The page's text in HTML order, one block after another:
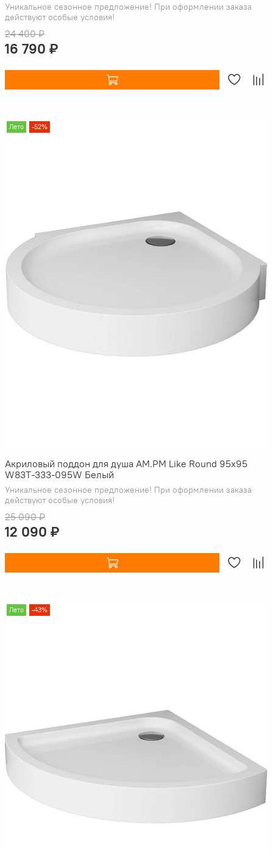
Уникальное сезонное предложение! При оформлении заказа
действуют особые условия!
24 400 ₽
16 790 ₽
Лето -52%
Акриловый поддон для душа AM.PM Like Round 95х95
W83T-333-095W Белый
Уникальное сезонное предложение! При оформлении заказа
действуют особые условия!
25 090 ₽
12 090 ₽
Лето -43%